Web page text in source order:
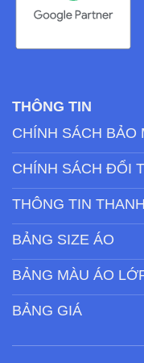
THÔNG TIN
CHÍNH SÁCH BẢO
CHÍNH SÁCH ĐỔI
THÔNG TIN
BẢNG SIZE ÁO
BẢNG MÀU ÁO
BẢNG GIÁ